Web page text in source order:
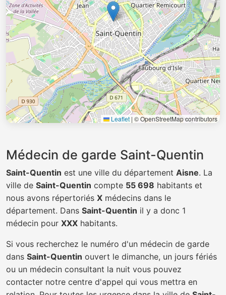
Leaflet | © OpenStreetMap contributors
Médecin de garde Saint-Quentin
Saint-Quentin est une ville du département Aisne. La
ville de Saint-Quentin compte 55 698 habitants et
nous avons répertoriés X médecins dans le
département. Dans Saint-Quentin il y a donc 1
médecin pour XXX habitants.
Si vous recherchez le numéro d'un médecin de garde
dans Saint-Quentin ouvert le dimanche, un jours fériés
ou un médecin consultant la nuit vous pouvez
contacter notre centre d'appel qui vous mettra en